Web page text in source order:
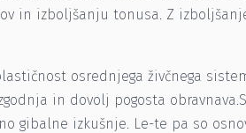
in izboljšanju tonusa. Z
osrednjega živčnega
in dovolj pogosta
gibalne izkušnje. Le-te pa so